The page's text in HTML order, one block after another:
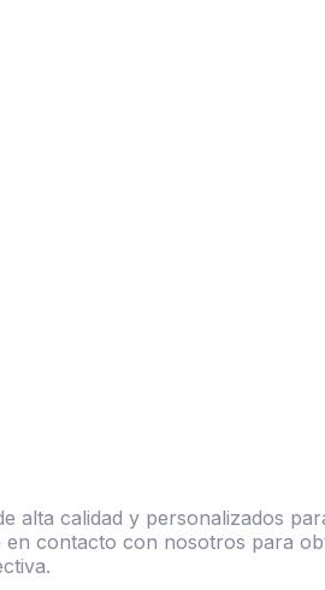
calidad y personalizados
contacto con nosotros para